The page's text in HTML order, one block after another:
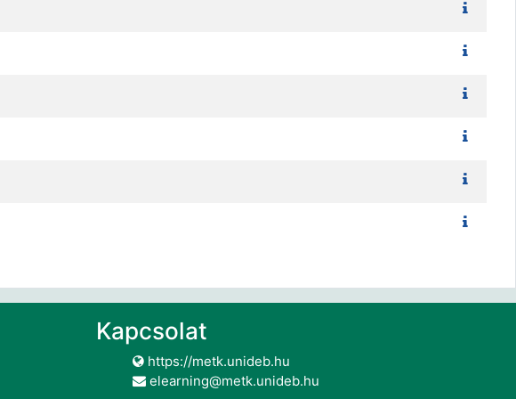
Kapcsolat
https://metk.unideb.hu
elearning@metk.unideb.hu